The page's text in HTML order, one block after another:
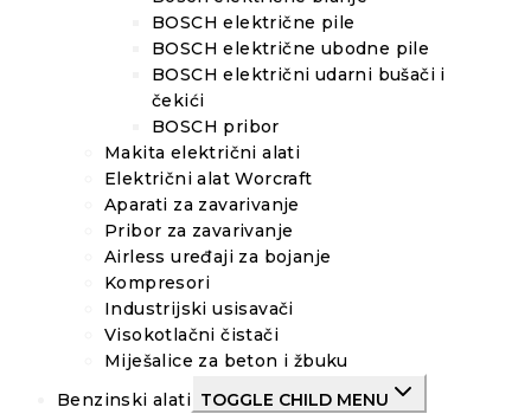
BOSCH električne pile
BOSCH električne ubodne pile
BOSCH električni udarni bušači i
čekići
BOSCH pribor
Makita električni alati
Električni alat Worcraft
Aparati za zavarivanje
Pribor za zavarivanje
Airless uređaji za bojanje
Kompresori
Industrijski usisavači
Visokotlačni čistači
Miješalice za beton i žbuku
Benzinski alati TOGGLE CHILD MENU